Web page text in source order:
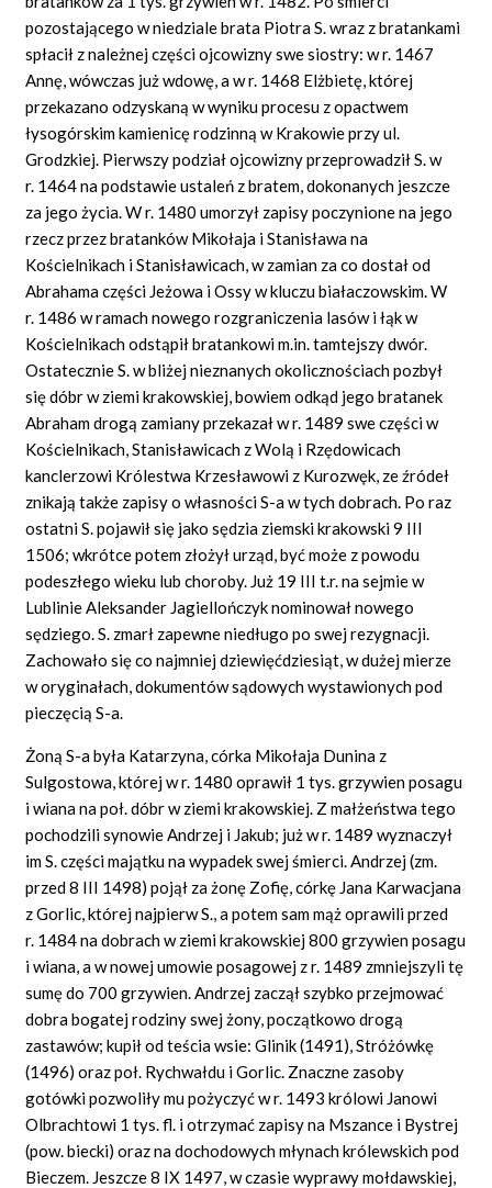
pozostającego w niedziale brata Piotra S. wraz z bratankami
spłacił z należnej części ojcowizny swe siostry: w r. 1467
Annę, wówczas już wdowę, a w r. 1468 Elżbietę, której
przekazano odzyskaną w wyniku procesu z opactwem
łysogórskim kamienicę rodzinną w Krakowie przy ul.
Grodzkiej. Pierwszy podział ojcowizny przeprowadził S. w
r. 1464 na podstawie ustaleń z bratem, dokonanych jeszcze
za jego życia. W r. 1480 umorzył zapisy poczynione na jego
rzecz przez bratanków Mikołaja i Stanisława na
Kościelnikach i Stanisławicach, w zamian za co dostał od
Abrahama części Jeżowa i Ossy w kluczu białaczowskim. W
r. 1486 w ramach nowego rozgraniczenia lasów i łąk w
Kościelnikach odstąpił bratankowi m.in. tamtejszy dwór.
Ostatecznie S. w bliżej nieznanych okolicznościach pozbył
się dóbr w ziemi krakowskiej, bowiem odkąd jego bratanek
Abraham drogą zamiany przekazał w r. 1489 swe części w
Kościelnikach, Stanisławicach z Wolą i Rzędowicach
kanclerzowi Królestwa Krzesławowi z Kurozwęk, ze źródeł
znikają także zapisy o własności S-a w tych dobrach. Po raz
ostatni S. pojawił się jako sędzia ziemski krakowski 9 III
1506; wkrótce potem złożył urząd, być może z powodu
podeszłego wieku lub choroby. Już 19 III t.r. na sejmie w
Lublinie Aleksander Jagiellończyk nominował nowego
sędziego. S. zmarł zapewne niedługo po swej rezygnacji.
Zachowało się co najmniej dziewięćdziesiąt, w dużej mierze
w oryginałach, dokumentów sądowych wystawionych pod
pieczęcią S-a.
Żoną S-a była Katarzyna, córka Mikołaja Dunina z
Sulgostowa, której w r. 1480 oprawił 1 tys. grzywien posagu
i wiana na poł. dóbr w ziemi krakowskiej. Z małżeństwa tego
pochodzili synowie Andrzej i Jakub; już w r. 1489 wyznaczył
im S. części majątku na wypadek swej śmierci. Andrzej (zm.
przed 8 III 1498) pojął za żonę Zofię, córkę Jana Karwacjana
z Gorlic, której najpierw S., a potem sam mąż oprawili przed
r. 1484 na dobrach w ziemi krakowskiej 800 grzywien posagu
i wiana, a w nowej umowie posagowej z r. 1489 zmniejszyli tę
sumę do 700 grzywien. Andrzej zaczął szybko przejmować
dobra bogatej rodziny swej żony, początkowo drogą
zastawów; kupił od teścia wsie: Glinik (1491), Stróżówkę
(1496) oraz poł. Rychwałdu i Gorlic. Znaczne zasoby
gotówki pozwoliły mu pożyczyć w r. 1493 królowi Janowi
Olbrachtowi 1 tys. fl. i otrzymać zapisy na Mszance i Bystrej
(pow. biecki) oraz na dochodowych młynach królewskich pod
Bieczem. Jeszcze 8 IX 1497, w czasie wyprawy mołdawskiej,